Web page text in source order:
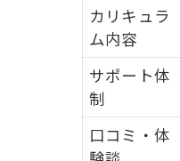
カリキュラ
ム内容
サポート体
制
口コミ・体